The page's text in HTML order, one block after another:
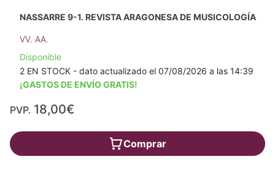
NASSARRE 9-1. REVISTA ARAGONESA DE MUSICOLOGÍA
VV. AA.
Disponible
2 EN STOCK - dato actualizado el 07/08/2026 a las 14:39
¡GASTOS DE ENVÍO GRATIS!
PVP. 18,00€
Comprar